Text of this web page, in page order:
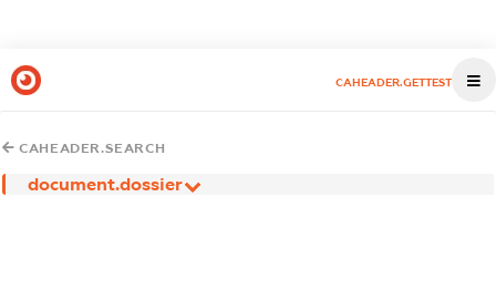
CAHEADER.GETTEST
CAHEADER.SEARCH
document.dossier